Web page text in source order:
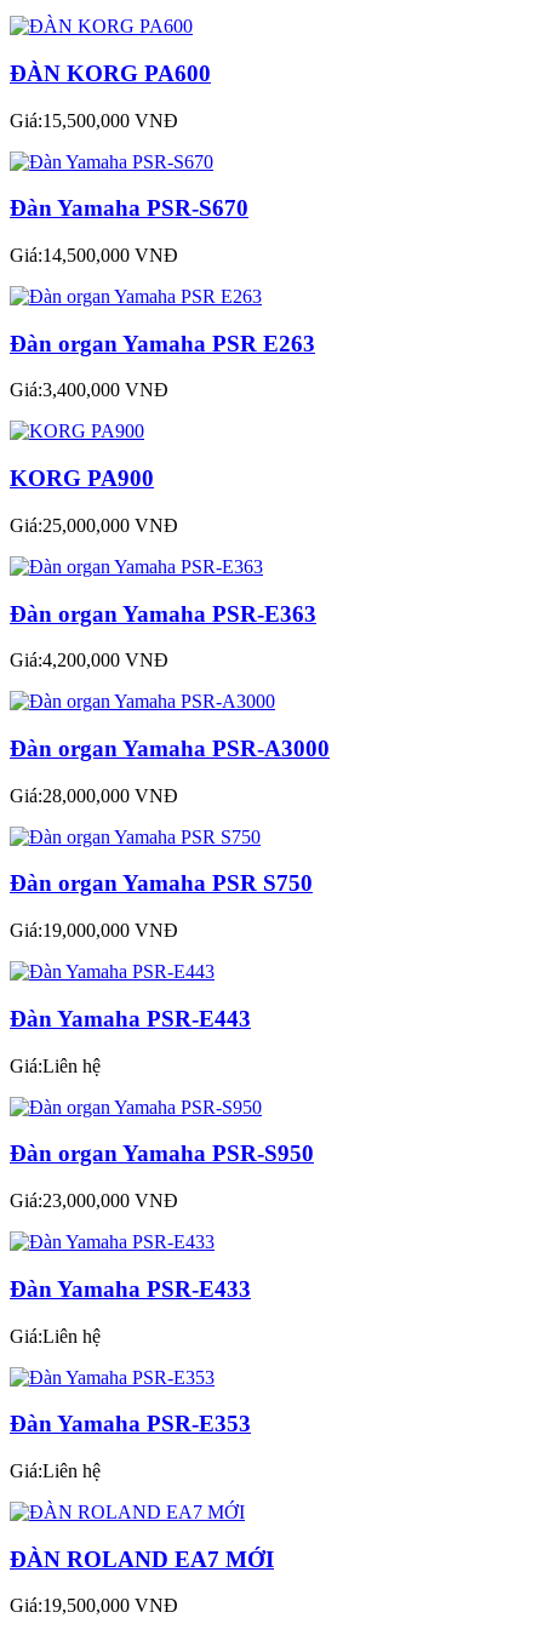
ĐÀN KORG PA600
Giá:15,500,000 VNĐ
Đàn Yamaha PSR-S670
Giá:14,500,000 VNĐ
Đàn organ Yamaha PSR E263
Giá:3,400,000 VNĐ
KORG PA900
Giá:25,000,000 VNĐ
Đàn organ Yamaha PSR-E363
Giá:4,200,000 VNĐ
Đàn organ Yamaha PSR-A3000
Giá:28,000,000 VNĐ
Đàn organ Yamaha PSR S750
Giá:19,000,000 VNĐ
Đàn Yamaha PSR-E443
Giá:Liên hệ
Đàn organ Yamaha PSR-S950
Giá:23,000,000 VNĐ
Đàn Yamaha PSR-E433
Giá:Liên hệ
Đàn Yamaha PSR-E353
Giá:Liên hệ
ĐÀN ROLAND EA7 MỚI
Giá:19,500,000 VNĐ